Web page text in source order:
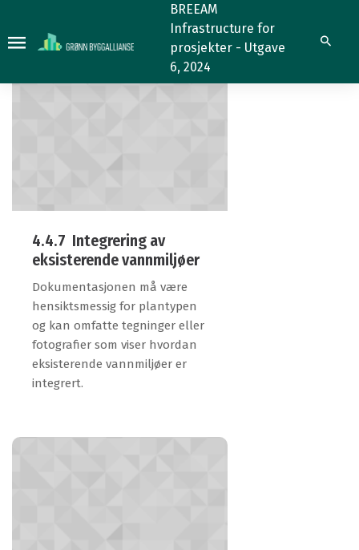
BREEAM
Infrastructure for
prosjekter - Utgave
6, 2024
Søk
4.4.7 Integrering av
eksisterende vannmiljøer
Dokumentasjonen må være
hensiktsmessig for plantypen
og kan omfatte tegninger eller
fotografier som viser hvordan
eksisterende vannmiljøer er
integrert.